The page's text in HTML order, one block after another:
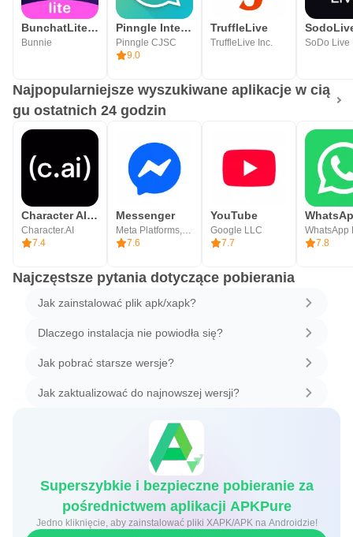
BunchatLite Video chat
Bunnie
Pinngle International Calling
Pinngle CJSC
9.0
TruffleLive
TruffleLive Inc.
Najpopularniejsze wyszukiwane aplikacje w cią
gu ostatnich 24 godzin
Character AI: Chat, Talk, Text
Character.AI
7.4
Messenger
7.6
YouTube
Google LLC
7.7
WhatsApp
7.8
Najczęstsze pytania dotyczące pobierania
Jak zainstalować plik apk/xapk?
Dlaczego instalacja nie powiodła się?
Jak pobrać starsze wersje?
Jak zaktualizować do najnowszej wersji?
Superszybkie i bezpieczne pobieranie za
pośrednictwem aplikacji APKPure
Jedno kliknięcie, aby zainstalować pliki XAPK/APK na Androidzie!